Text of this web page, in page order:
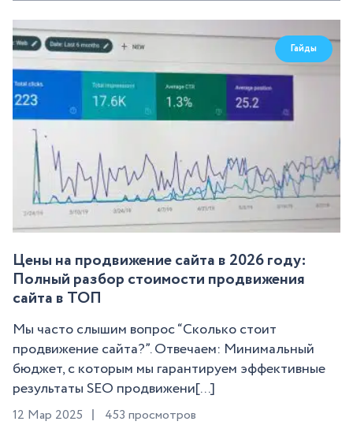
Гайды
Цены на продвижение сайта в 2026 году:
Полный разбор стоимости продвижения
сайта в ТОП
Мы часто слышим вопрос “Сколько стоит
продвижение сайта?”. Отвечаем: Минимальный
бюджет, с которым мы гарантируем эффективные
результаты SEO продвижени[...]
12 Мар 2025
453 просмотров